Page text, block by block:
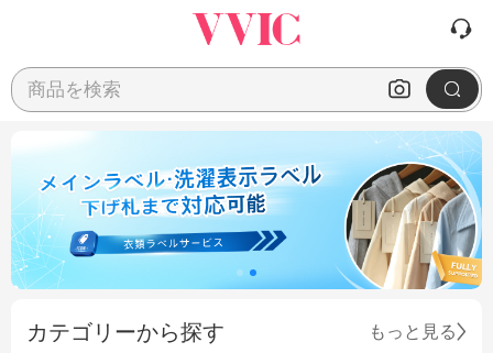
商品を検索
カテゴリーから探す もっと見る